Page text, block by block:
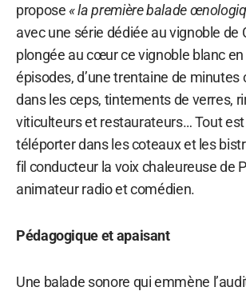
propose« la première balade
avec une série dédiée au vignoble de
plongée au cœur ce vignoble blanc
épisodes, d’une trentaine de minutes
dans les ceps, tintements de verres,
viticulteurs et restaurateurs… Tout
téléporter dans les coteaux et les
fil conducteur la voix chaleureuse de
animateur radio et comédien.
Pédagogique et apaisant
Une balade sonore qui emmène